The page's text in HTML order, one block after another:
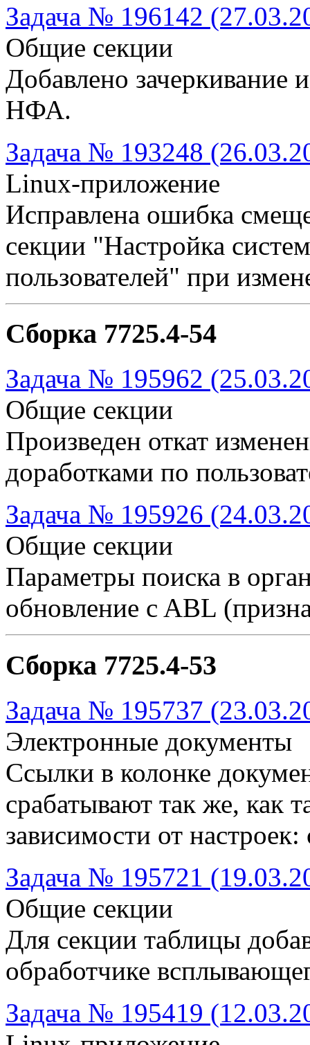
Задача № 196142
Общие секции
Добавлено зачеркивание
НФА.
Задача № 193248
Linux-приложение
Исправлена ошибка
секции "Настройка
пользователей" при
Сборка 7725.4-54
Задача № 195962
Общие секции
Произведен откат
доработками по
Задача № 195926
Общие секции
Параметры поиска в
обновление c ABL
Сборка 7725.4-53
Задача № 195737
Электронные документы
Ссылки в колонке
срабатывают так же, как
зависимости от
Задача № 195721
Общие секции
Для секции таблицы
обработчике
Задача № 195419